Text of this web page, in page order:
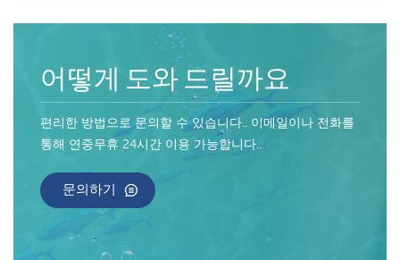
어떻게 도와 드릴까요
편리한 방법으로 문의할 수 있습니다.. 이메일이나 전화를
통해 연중무휴 24시간 이용 가능합니다..
문의하기